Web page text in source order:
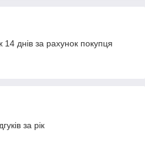
днів за рахунок покупця
за рік